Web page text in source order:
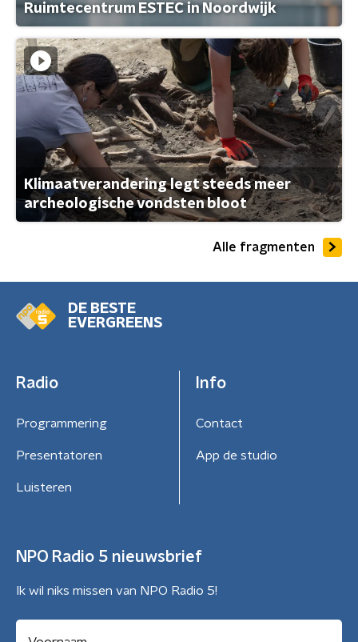
Ruimtecentrum ESTEC in Noordwijk
Klimaatverandering legt steeds meer
archeologische vondsten bloot
Alle fragmenten
DE BESTE
EVERGREENS
Radio
Programmering
Presentatoren
Luisteren
Info
Contact
App de studio
NPO Radio 5 nieuwsbrief
Ik wil niks missen van NPO Radio 5!